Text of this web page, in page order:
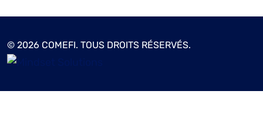
© 2026 COMEFI. TOUS DROITS RÉSERVÉS.